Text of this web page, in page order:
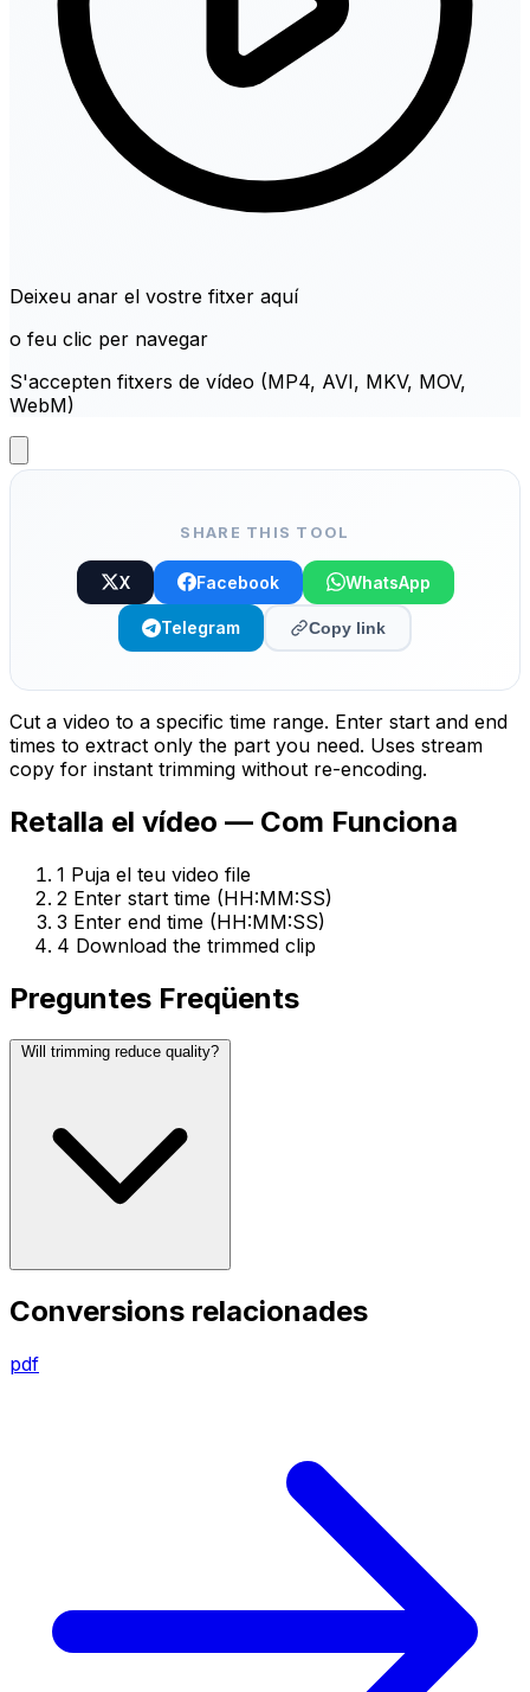
Deixeu anar el vostre fitxer aquí
o feu clic per navegar
S'accepten fitxers de vídeo (MP4, AVI, MKV, MOV,
WebM)
SHARE THIS TOOL
X Facebook WhatsApp
Telegram Copy link
Cut a video to a specific time range. Enter start and end
times to extract only the part you need. Uses stream
copy for instant trimming without re-encoding.
Retalla el vídeo — Com Funciona
1 Puja el teu video file
2 Enter start time (HH:MM:SS)
3 Enter end time (HH:MM:SS)
4 Download the trimmed clip
Preguntes Freqüents
Will trimming reduce quality?
Conversions relacionades
pdf